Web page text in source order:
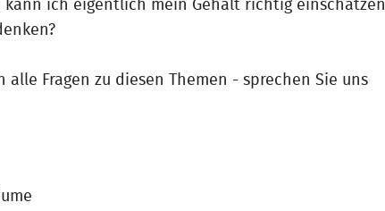
kann ich eigentlich mein Gehalt richtig einschätzen
Fragen zu diesen Themen - sprechen Sie uns